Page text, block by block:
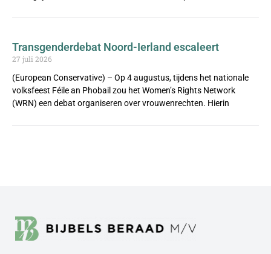
Transgenderdebat Noord-Ierland escaleert
27 juli 2026
(European Conservative) – Op 4 augustus, tijdens het nationale
volksfeest Féile an Phobail zou het Women’s Rights Network
(WRN) een debat organiseren over vrouwenrechten. Hierin